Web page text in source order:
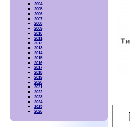
2004
2005
2006
2007
2008
2009
2010
2011
2012
2013
2014
2015
2016
2017
2018
2019
2020
2021
2022
2023
2024
2025
2026